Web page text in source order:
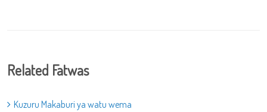
Related Fatwas
Kuzuru Makaburi ya watu wema